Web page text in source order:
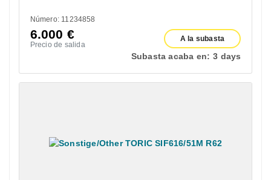
Número: 11234858
6.000 €
Precio de salida
A la subasta
Subasta acaba en: 3 days